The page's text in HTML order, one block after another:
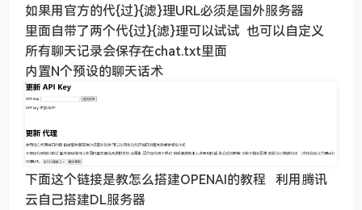
如果用官方的代{过}{滤}理URL必须是国外服务器
里面自带了两个代{过}{滤}理可以试试 也可以自定义
所有聊天记录会保存在chat.txt里面
内置N个预设的聊天话术
下面这个链接是教怎么搭建OPENAI的教程 利用腾讯
云自己搭建DL服务器